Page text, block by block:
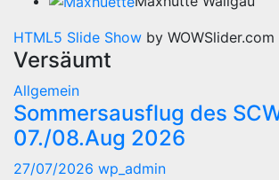
HTML5 Slide Show by
Versäumt
Allgemein
Sommersausflug des
07./08.Aug 2026
27/07/2026 wp_admin